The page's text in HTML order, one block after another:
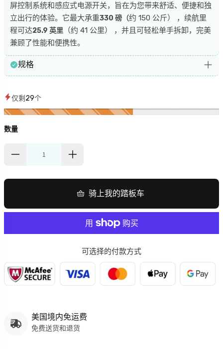
屏控制系统和感应式电源开关，旨在为您带来舒适、便捷和独
立出行的体验。它最大承重330 磅（约 150 公斤） ，续航里
程可达25.9 英里 （约 41 公里） ，并且可轻松单手拆卸，完美
兼顾了性能和便携性。
规格
最高速度：最高可达 4 英里/小时
车架材质：铝合金
转弯半径
：39.6 英寸
：17 x 17 英寸
不含电池重量：65.2磅
：71磅（12安时）/ 76.2磅（25安时）
电池选项：24V 12Ah（续航里程 13.67 英里）/ 24V 25Ah（续航
电机输出：24V直流电机，密封式变速驱动桥
制动器：再生制动和机电制动
仅剩 29个
数量
骑上我的踏板车
可选择的付款方式
美国境内免运费
免费送货和退货